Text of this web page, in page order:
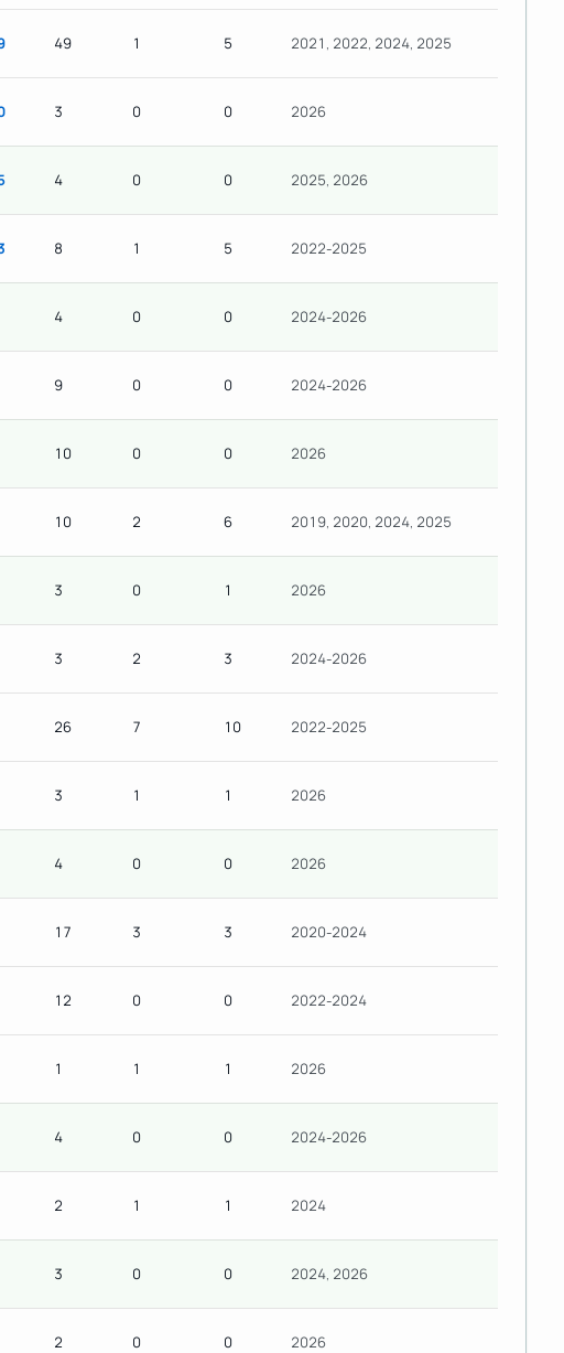
49 1 5 2021, 2022, 2024, 2025
3 0 0 2026
4 0 0 2025, 2026
8 1 5 2022-2025
4 0 0 2024-2026
9 0 0 2024-2026
10 0 0 2026
10 2 6 2019, 2020, 2024, 2025
3 0 1 2026
3 2 3 2024-2026
26 7 10 2022-2025
3 1 1 2026
4 0 0 2026
17 3 3 2020-2024
12 0 0 2022-2024
1 1 1 2026
4 0 0 2024-2026
2 1 1 2024
3 0 0 2024, 2026
2 0 0 2026